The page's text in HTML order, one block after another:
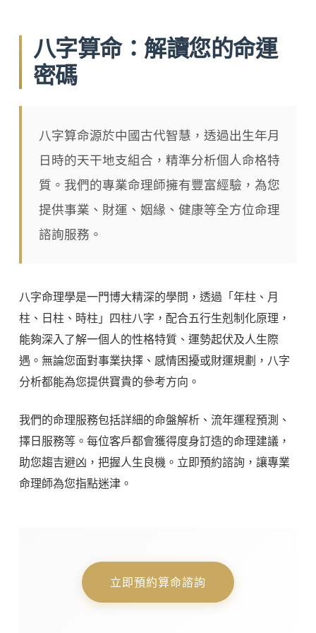
八字算命：解讀您的命運
密碼
八字算命源於中國古代智慧，透過出生年月
日時的天干地支組合，精準分析個人命格特
質。我們的專業命理師擁有豐富經驗，為您
提供事業、財運、姻緣、健康等全方位命理
諮詢服務。
八字命理學是一門博大精深的學問，透過「年柱、月
柱、日柱、時柱」四柱八字，配合五行生剋制化原理，
能夠深入了解一個人的性格特質、運勢起伏及人生際
遇。無論您面對事業抉擇、感情困擾或財運規劃，八字
分析都能為您提供寶貴的參考方向。
我們的命理服務包括詳細的命盤解析、流年運程預測、
擇日服務等。每位客戶都會獲得度身訂造的命理建議，
助您趨吉避凶，把握人生良機。立即預約諮詢，讓專業
命理師為您指點迷津。
立即預約算命諮詢